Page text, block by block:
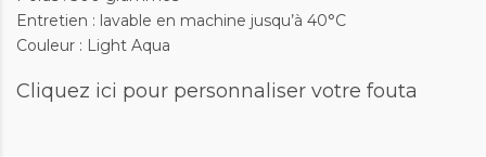
Entretien : lavable en machine jusqu’à 40°C
Couleur : Light Aqua
Cliquez ici pour personnaliser votre fouta